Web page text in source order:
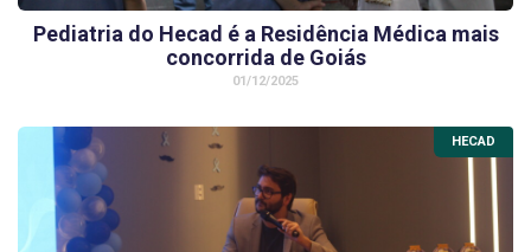
Pediatria do Hecad é a Residência Médica mais
concorrida de Goiás
01/12/2025
HECAD